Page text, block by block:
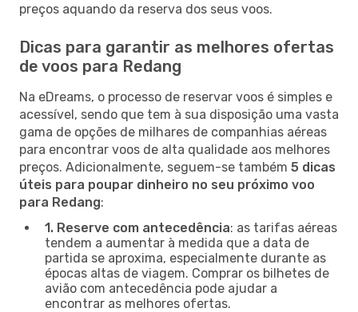
preços aquando da reserva dos seus voos.
Dicas para garantir as melhores ofertas
de voos para Redang
Na eDreams, o processo de reservar voos é simples e
acessível, sendo que tem à sua disposição uma vasta
gama de opções de milhares de companhias aéreas
para encontrar voos de alta qualidade aos melhores
preços. Adicionalmente, seguem-se também 5 dicas
úteis para poupar dinheiro no seu próximo voo
para Redang:
1. Reserve com antecedência: as tarifas aéreas
tendem a aumentar à medida que a data de
partida se aproxima, especialmente durante as
épocas altas de viagem. Comprar os bilhetes de
avião com antecedência pode ajudar a
encontrar as melhores ofertas.